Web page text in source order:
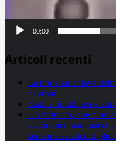
00:00
Articoli recenti
La proteina chiave
neuroni
Statine: inutilmente
Un farmaco, due
carcinoma mammario
seno metastatico triplo